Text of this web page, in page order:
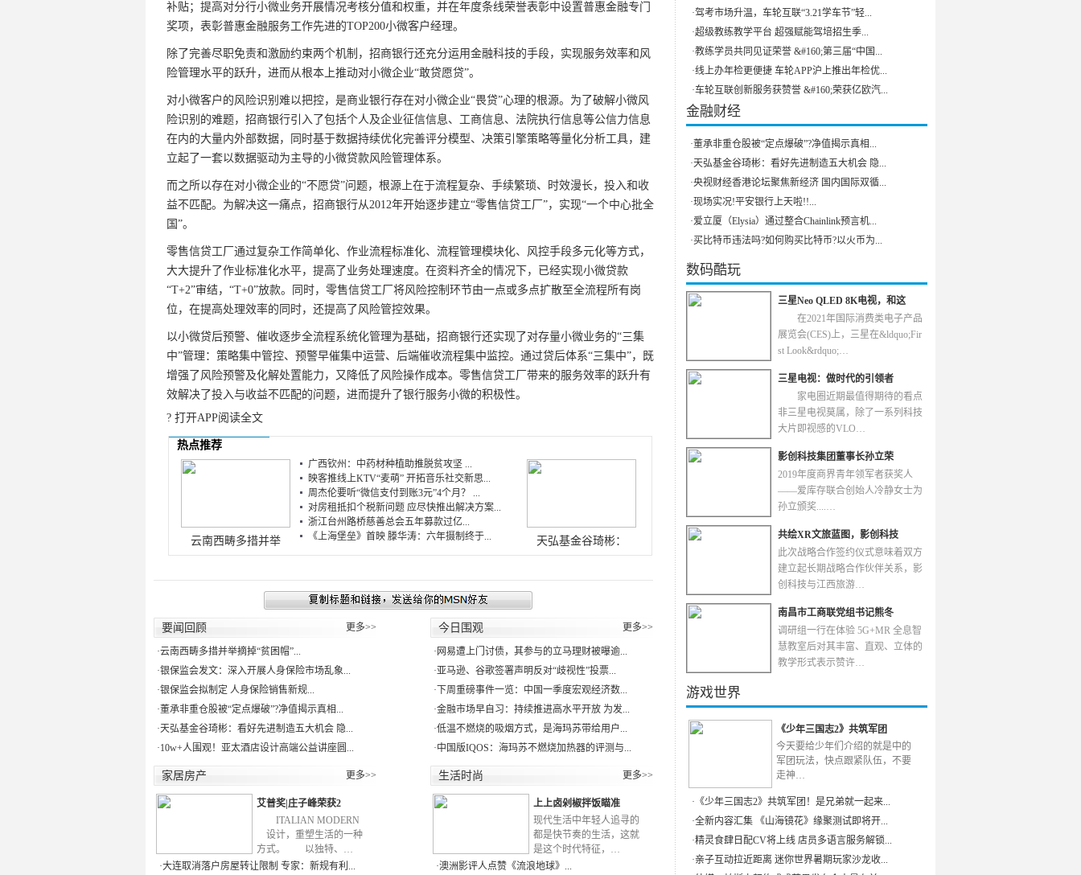
补贴；提高对分行小微业务开展情况考核分值和权重，并在年度条线荣誉表彰中设置普惠金融专门
奖项，表彰普惠金融服务工作先进的TOP200小微客户经理。
除了完善尽职免责和激励约束两个机制，招商银行还充分运用金融科技的手段，实现服务效率和风
险管理水平的跃升，进而从根本上推动对小微企业“敢贷愿贷”。
对小微客户的风险识别难以把控，是商业银行存在对小微企业“畏贷”心理的根源。为了破解小微风
险识别的难题，招商银行引入了包括个人及企业征信信息、工商信息、法院执行信息等公信力信息
在内的大量内外部数据，同时基于数据持续优化完善评分模型、决策引擎策略等量化分析工具，建
立起了一套以数据驱动为主导的小微贷款风险管理体系。
而之所以存在对小微企业的“不愿贷”问题，根源上在于流程复杂、手续繁琐、时效漫长，投入和收
益不匹配。为解决这一痛点，招商银行从2012年开始逐步建立“零售信贷工厂”，实现“一个中心批全
国”。
零售信贷工厂通过复杂工作简单化、作业流程标准化、流程管理模块化、风控手段多元化等方式，
大大提升了作业标准化水平，提高了业务处理速度。在资料齐全的情况下，已经实现小微贷款
“T+2”审结，“T+0”放款。同时，零售信贷工厂将风险控制环节由一点或多点扩散至全流程所有岗
位，在提高处理效率的同时，还提高了风险管控效果。
以小微贷后预警、催收逐步全流程系统化管理为基础，招商银行还实现了对存量小微业务的“三集
中”管理：策略集中管控、预警早催集中运营、后端催收流程集中监控。通过贷后体系“三集中”，既
增强了风险预警及化解处置能力，又降低了风险操作成本。零售信贷工厂带来的服务效率的跃升有
效解决了投入与收益不匹配的问题，进而提升了银行服务小微的积极性。
? 打开APP阅读全文
热点推荐
云南西畴多措并举
广西钦州：中药材种植助推脱贫攻坚 ...
映客推线上KTV“麦萌” 开拓音乐社交新思...
周杰伦要听“微信支付到账3元”4个月？ ...
对房租抵扣个税新问题 应尽快推出解决方案...
浙江台州路桥慈善总会五年募款过亿...
《上海堡垒》首映 滕华涛：六年摄制终于...
天弘基金谷琦彬：
要闻回顾 更多>>
·云南西畴多措并举摘掉“贫困帽”...
·银保监会发文：深入开展人身保险市场乱象...
·银保监会拟制定 人身保险销售新规...
·董承非重仓股被“定点爆破”?净值揭示真相...
·天弘基金谷琦彬：看好先进制造五大机会 隐...
·10w+人围观！亚太酒店设计高端公益讲座圆...
今日围观 更多>>
· 网易遭上门讨债，其参与的立马理财被曝逾...
·亚马逊、谷歌签署声明反对“歧视性”投票...
· 下周重磅事件一览：中国一季度宏观经济数...
·金融市场早自习：持续推进高水平开放 为发...
·低温不燃烧的吸烟方式，是海玛苏带给用户...
·中国版IQOS：海玛苏不燃烧加热器的评测与...
家居房产 更多>>
艾普奖|庄子峰荣获2
ITALIAN MODERN
设计，重塑生活的一种
方式。 以独特、…
·大连取消落户房屋转让限制 专家：新规有利...
生活时尚 更多>>
上上卤剁椒拌饭瞄准
现代生活中年轻人追寻的
都是快节奏的生活，这就
是这个时代特征，…
·澳洲影评人点赞《流浪地球》...
·驾考市场升温，车轮互联“3.21学车节”轻...
·超级教练教学平台 超强赋能驾培招生季...
·教练学员共同见证荣誉 &#160;第三届“中国...
·线上办年检更便捷 车轮APP沪上推出年检优...
·车轮互联创新服务获赞誉 &#160;荣获亿欧汽...
金融财经
·董承非重仓股被“定点爆破”?净值揭示真相...
·天弘基金谷琦彬：看好先进制造五大机会 隐...
·央视财经香港论坛聚焦新经济 国内国际双循...
·现场实况!平安银行上天啦!!...
·爱立厦（Elysia）通过整合Chainlink预言机...
·买比特币违法吗?如何购买比特币?以火币为...
数码酷玩
三星Neo QLED 8K电视，和这
在2021年国际消费类电子产品
展览会(CES)上，三星在&ldquo;Fir
st Look&rdquo;…
三星电视：做时代的引领者
家电圈近期最值得期待的看点
非三星电视莫属，除了一系列科技
大片即视感的VLO…
影创科技集团董事长孙立荣
2019年度商界青年领军者获奖人
——爱库存联合创始人冷静女士为
孙立颁奖....…
共绘XR文旅蓝图，影创科技
此次战略合作签约仪式意味着双方
建立起长期战略合作伙伴关系，影
创科技与江西旅游…
南昌市工商联党组书记熊冬
调研组一行在体验 5G+MR 全息智
慧教室后对其丰富、直观、立体的
教学形式表示赞许…
游戏世界
《少年三国志2》共筑军团
今天要给少年们介绍的就是中的
军团玩法，快点跟紧队伍，不要
走神…
· 《少年三国志2》共筑军团！是兄弟就一起来...
·全新内容汇集 《山海镜花》缘聚测试即将开...
·精灵食肆日配CV将上线 店员多语言服务解锁...
·亲子互动拉近距离 迷你世界暑期玩家沙龙收...